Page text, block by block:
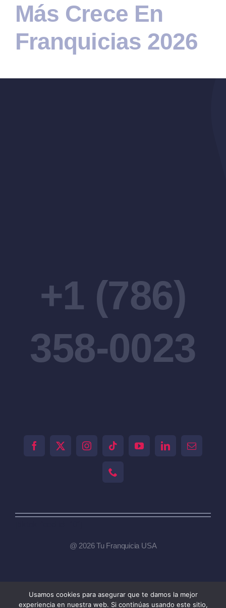
Más Crece En
Franquicias 2026
+1 (786)
358-0023
@ 2026 Tu Franquicia USA
Toggle
Usamos cookies para asegurar que te damos la mejor
experiencia en nuestra web. Si continúas usando este sitio,